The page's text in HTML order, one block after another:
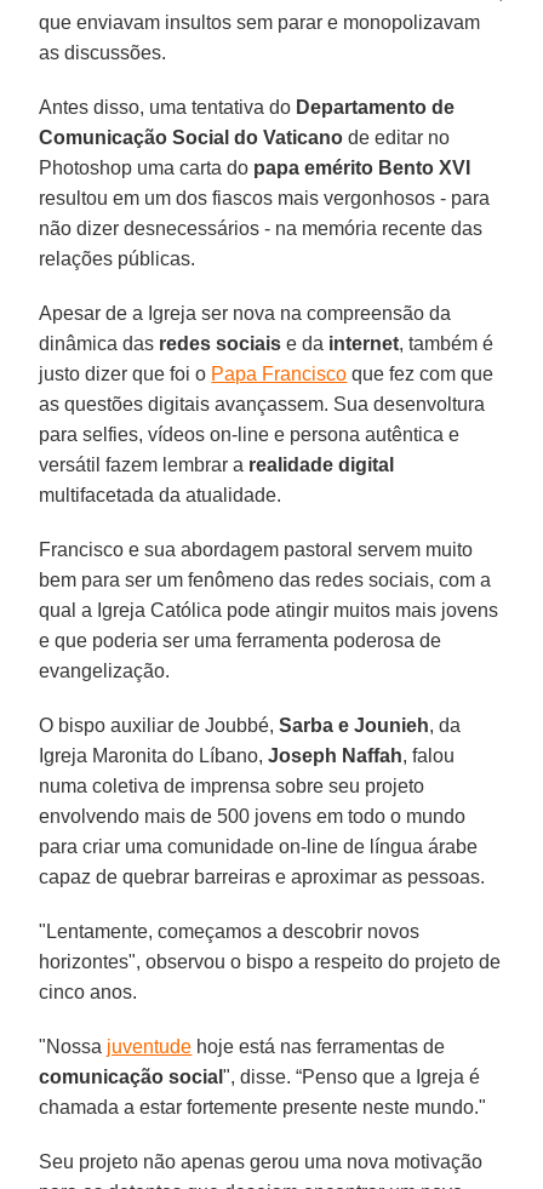
que enviavam insultos sem parar e monopolizavam
as discussões.
Antes disso, uma tentativa do Departamento de
Comunicação Social do Vaticano de editar no
Photoshop uma carta do papa emérito Bento XVI
resultou em um dos fiascos mais vergonhosos - para
não dizer desnecessários - na memória recente das
relações públicas.
Apesar de a Igreja ser nova na compreensão da
dinâmica das redes sociais e da internet, também é
justo dizer que foi o Papa Francisco que fez com que
as questões digitais avançassem. Sua desenvoltura
para selfies, vídeos on-line e persona autêntica e
versátil fazem lembrar a realidade digital
multifacetada da atualidade.
Francisco e sua abordagem pastoral servem muito
bem para ser um fenômeno das redes sociais, com a
qual a Igreja Católica pode atingir muitos mais jovens
e que poderia ser uma ferramenta poderosa de
evangelização.
O bispo auxiliar de Joubbé,Sarba e Jounieh, da
Igreja Maronita do Líbano,Joseph Naffah, falou
numa coletiva de imprensa sobre seu projeto
envolvendo mais de 500 jovens em todo o mundo
para criar uma comunidade on-line de língua árabe
capaz de quebrar barreiras e aproximar as pessoas.
"Lentamente, começamos a descobrir novos
horizontes", observou o bispo a respeito do projeto de
cinco anos.
"Nossa juventude hoje está nas ferramentas de
comunicação social", disse. “Penso que a Igreja é
chamada a estar fortemente presente neste mundo."
Seu projeto não apenas gerou uma nova motivação